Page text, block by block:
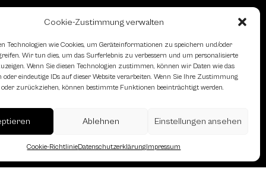
Cookie-Zustimmung verwalten
Technologien wie Cookies, um Geräteinformationen zu speichern und/oder
Wir tun dies, um das Surferlebnis zu verbessern und um personalisierte
Wenn Sie diesen Technologien zustimmen, können wir Daten wie das
oder eindeutige IDs auf dieser Website verarbeiten. Wenn Sie Ihre Zustimmung
zurückziehen, können bestimmte Funktionen beeinträchtigt werden.
Ablehnen Einstellungen ansehen
Cookie-RichtlinieDatenschutzerklärungImpressum
des Österreichischen